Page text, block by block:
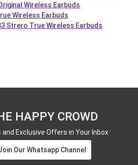
Wireless Earbuds
Wireless Earbuds
Strero True Wireless Earbuds
HAPPY CROWD
and Exclusive Offers in Your Inbox
Our Whatsapp Channel